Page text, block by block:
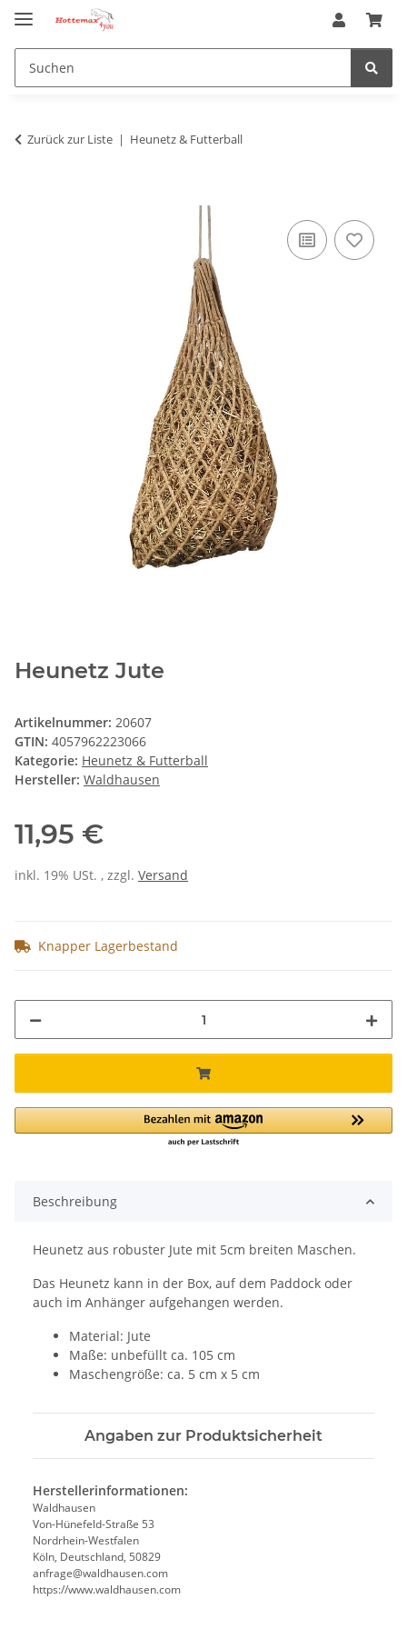
Zurück zur Liste Heunetz & Futterball
Heunetz Jute
Artikelnummer: 20607
GTIN: 4057962223066
Kategorie: Heunetz & Futterball
Hersteller: Waldhausen
11,95 €
inkl. 19% USt. , zzgl. Versand
Knapper Lagerbestand
Beschreibung
Heunetz aus robuster Jute mit 5cm breiten Maschen.
Das Heunetz kann in der Box, auf dem Paddock oder
auch im Anhänger aufgehangen werden.
Material: Jute
Maße: unbefüllt ca. 105 cm
Maschengröße: ca. 5 cm x 5 cm
Angaben zur Produktsicherheit
Herstellerinformationen:
Waldhausen
Von-Hünefeld-Straße 53
Nordrhein-Westfalen
Köln, Deutschland, 50829
anfrage@waldhausen.com
https://www.waldhausen.com